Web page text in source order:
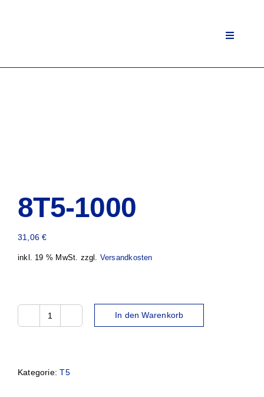
Toggle
8T5-1000
31,06€
inkl. 19 % MwSt. zzgl. Versandkosten
8T5-
In den Warenkorb
Kategorie:T5